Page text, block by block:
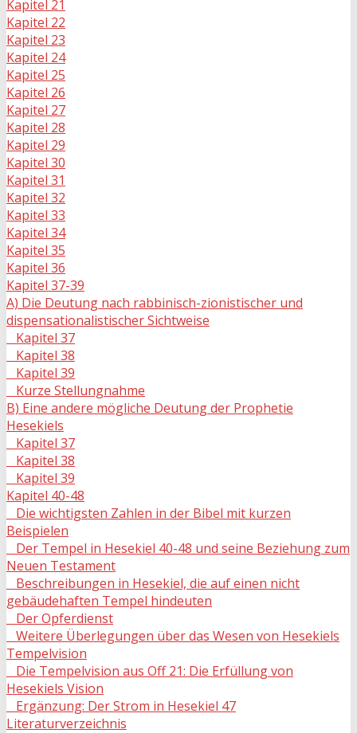
Kapitel 21
Kapitel 22
Kapitel 23
Kapitel 24
Kapitel 25
Kapitel 26
Kapitel 27
Kapitel 28
Kapitel 29
Kapitel 30
Kapitel 31
Kapitel 32
Kapitel 33
Kapitel 34
Kapitel 35
Kapitel 36
Kapitel 37-39
A) Die Deutung nach rabbinisch-zionistischer und
dispensationalistischer Sichtweise
Kapitel 37
Kapitel 38
Kapitel 39
Kurze Stellungnahme
B) Eine andere mögliche Deutung der Prophetie
Hesekiels
Kapitel 37
Kapitel 38
Kapitel 39
Kapitel 40-48
Die wichtigsten Zahlen in der Bibel mit kurzen
Beispielen
Der Tempel in Hesekiel 40-48 und seine Beziehung zum
Neuen Testament
Beschreibungen in Hesekiel, die auf einen nicht
gebäudehaften Tempel hindeuten
Der Opferdienst
Weitere Überlegungen über das Wesen von Hesekiels
Tempelvision
Die Tempelvision aus Off 21: Die Erfüllung von
Hesekiels Vision
Ergänzung: Der Strom in Hesekiel 47
Literaturverzeichnis